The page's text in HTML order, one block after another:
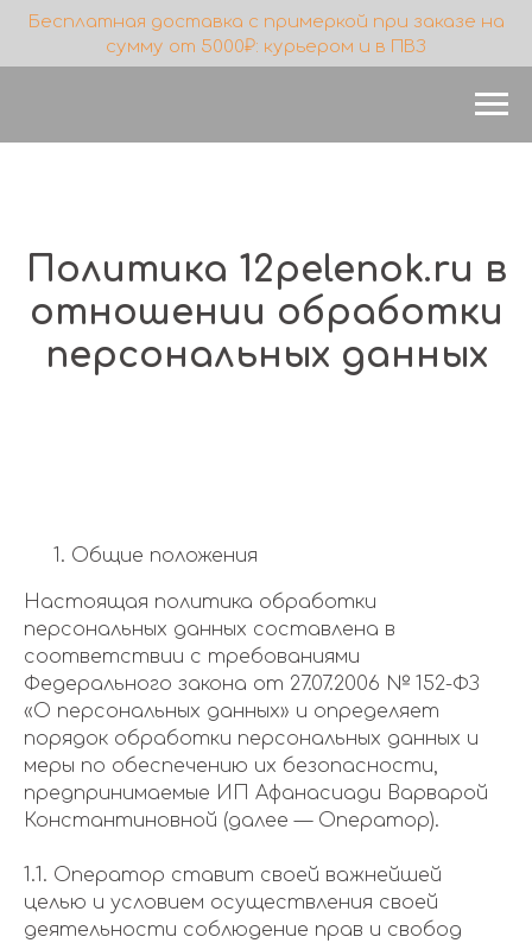
Бесплатная доставка с примеркой при заказе на
сумму от 5000₽: курьером и в ПВЗ
Политика 12pelenok.ru в
отношении обработки
персональных данных
Общие положения
Настоящая политика обработки
персональных данных составлена в
соответствии с требованиями
Федерального закона от 27.07.2006 № 152-ФЗ
«О персональных данных» и определяет
порядок обработки персональных данных и
меры по обеспечению их безопасности,
предпринимаемые ИП Афанасиади Варварой
Константиновной (далее — Оператор).
1.1. Оператор ставит своей важнейшей
целью и условием осуществления своей
деятельности соблюдение прав и свобод